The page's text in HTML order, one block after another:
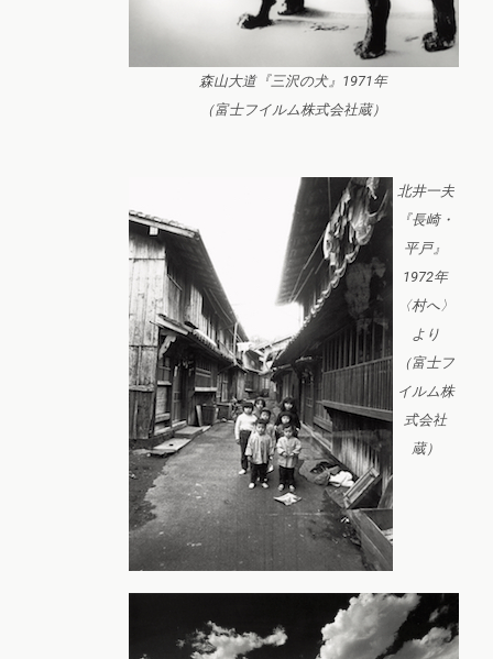
森山大道『三沢の犬』1971年
（富士フイルム株式会社蔵）
北井一夫
『長崎・
平戸』
1972年
〈村へ〉
より
（富士フ
イルム株
式会社
蔵）